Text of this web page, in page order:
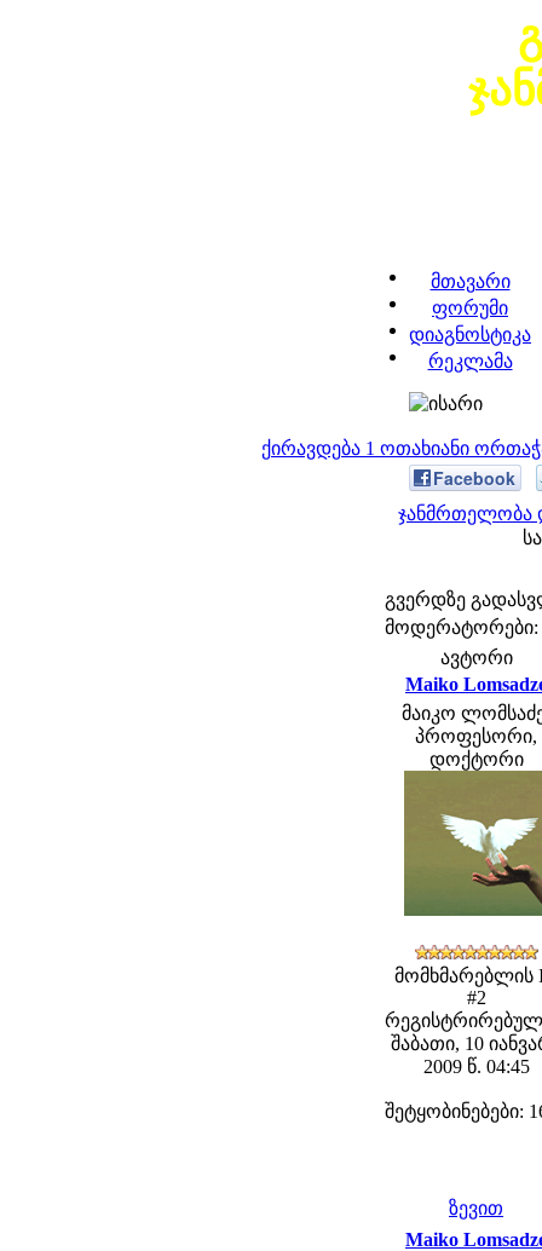
მთავარი
ფორუმი
დიაგნოსტიკა
რეკლამა
ქირავდება 1 ოთახიანი
Facebook
ჯანმრთელობა
გვერდზე
მოდერატორები:
ავტორი
Maiko
მაიკო
პროფესორი,
დოქტორი
მომხმარებლის
#2
შაბათი, 10
2009 წ. 04:45
შეტყობინებები:
ზევით
Maiko